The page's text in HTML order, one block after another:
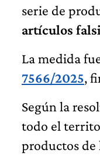
serie de
artículos
La medida
7566/2025,
Según la
todo el
productos de